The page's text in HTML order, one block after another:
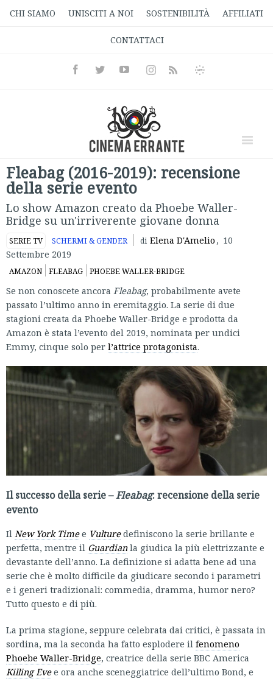
CHI SIAMO UNISCITI A NOI SOSTENIBILITÀ AFFILIATI
CONTATTACI
FacebookTwitterYoutubeInstagramRss
Informativa
Fleabag (2016-2019): recensione
della serie evento
Lo show Amazon creato da Phoebe Waller-
Bridge su un'irriverente giovane donna
SERIE TV SCHERMI & GENDER di Elena D'Amelio , 10
Settembre 2019
AMAZON FLEABAG PHOEBE WALLER-BRIDGE
Se non conoscete ancora Fleabag, probabilmente avete
passato l’ultimo anno in eremitaggio. La serie di due
stagioni creata da Phoebe Waller-Bridge e prodotta da
Amazon è stata l’evento del 2019, nominata per undici
Emmy, cinque solo per l’attrice protagonista.
Il successo della serie –Fleabag: recensione della serie
evento
Il New York Timee Vulturedefiniscono la serie brillante e
perfetta, mentre il Guardian la giudica la più elettrizzante e
devastante dell’anno. La definizione si adatta bene ad una
serie che è molto difficile da giudicare secondo i parametri
e i generi tradizionali: commedia, dramma, humor nero?
Tutto questo e di più.
La prima stagione, seppure celebrata dai critici, è passata in
sordina, ma la seconda ha fatto esplodere il fenomeno
Phoebe Waller-Bridge, creatrice della serie BBC America
Killing Evee ora anche sceneggiatrice dell’ultimo Bond, e